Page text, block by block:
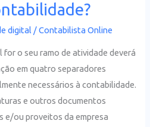
digital /Contabilista Online
for o seu ramo de atividade deverá
em quatro separadores
necessários à contabilidade.
e outros documentos
e/ou proveitos da empresa